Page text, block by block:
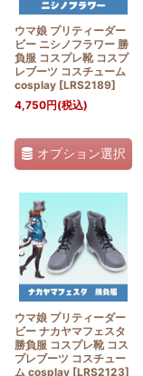
ウマ娘 プリティーダー
ビー ニシノフラワー 勝
負服 コスプレ靴 コスプ
レブーツ コスチューム
cosplay [LRS2189]
4,750円(税込)
オプション選択
ウマ娘 プリティーダー
ビー ナカヤマフェスタ
勝負服 コスプレ靴 コス
プレブーツ コスチュー
ム cosplay [LRS2123]